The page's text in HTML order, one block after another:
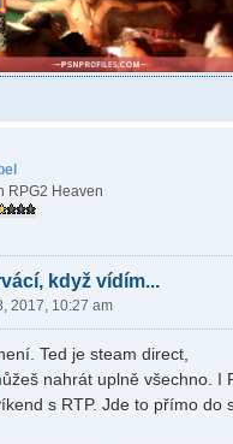
RPG2 Heaven
když vídím...
2017, 10:27 am
Ted je steam direct,
nahrát uplně všechno. I
s RTP. Jde to přímo do